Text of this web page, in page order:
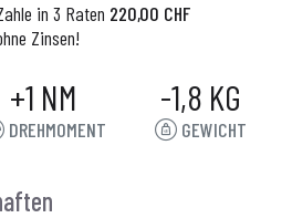
in 3 Raten 220,00 CHF
Zinsen!
+1 NM
DREHMOMENT
-1,8 KG
GEWICHT